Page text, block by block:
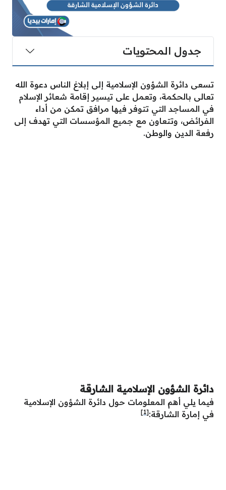
جدول المحتويات
تسعى دائرة الشؤون الإسلامية إلى إبلاغ الناس دعوة الله
تعالى بالحكمة، وتعمل على تيسير إقامة شعائر الإسلام
في المساجد التي تتوفر فيها مرافق تمكن من أداء
الفرائض، وتتعاون مع جميع المؤسسات التي تهدف إلى
رفعة الدين والوطن.
دائرة الشؤون الإسلامية الشارقة
فيما يلي أهم المعلومات حول دائرة الشؤون الإسلامية
في إمارة الشارقة:[1]